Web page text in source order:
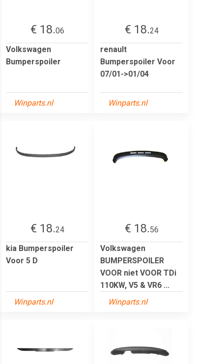
€ 18.06
Volkswagen
Bumperspoiler
Winparts.nl
€ 18.24
renault
Bumperspoiler Voor
07/01->01/04
Winparts.nl
€ 18.24
kia Bumperspoiler
Voor 5 D
Winparts.nl
€ 18.56
Volkswagen
BUMPERSPOILER
VOOR niet VOOR TDi
110KW, V5 & VR6 ...
Winparts.nl